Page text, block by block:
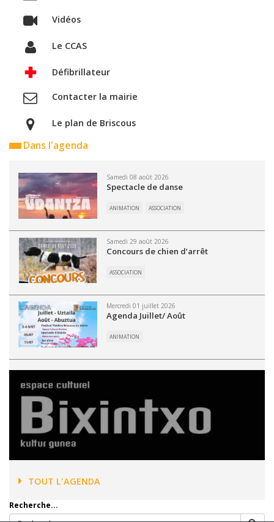
Vidéos
Le CCAS
Défibrillateur
Contacter la mairie
Le plan de Briscous
Dans l'agenda
Samedi 08 août 2026
Spectacle de danse
ANIMATION ASSOCIATION
Samedi 29 août 2026
Concours de chien d’arrêt
ASSOCIATION
Mercredi 01 juillet 2026
Agenda Juillet/ Août
ANIMATION
TOUT L'AGENDA
Recherche...